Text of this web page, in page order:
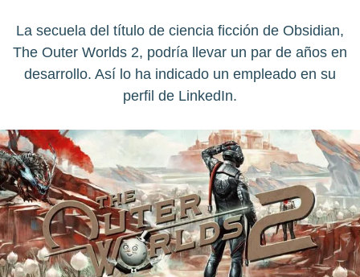
La secuela del título de ciencia ficción de Obsidian,
The Outer Worlds 2, podría llevar un par de años en
desarrollo. Así lo ha indicado un empleado en su
perfil de LinkedIn.